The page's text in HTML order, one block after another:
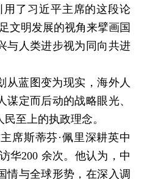
了习近平主席的这段论
文明发展的视角来擘画国
与人类进步视为同向共进
从蓝图变为现实，海外人
定而后动的战略眼光、
至上的执政理念。
席斯蒂芬·佩里深耕英中
华200 余次。他认为，中
情与全球形势，在深入调